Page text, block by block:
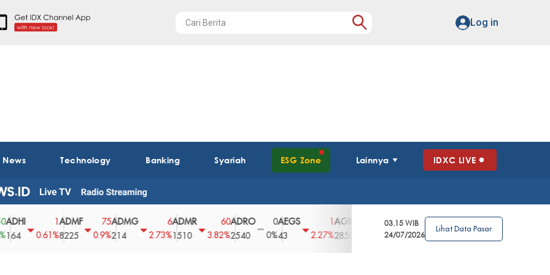
Log in
Technology Banking Syariah ESG Zone Lainnya IDXC LIVE
0.61%
ADMF
8225
0.9%
ADMG
214
2.73%
ADMR
1510
3.82%
ADRO
2540
0
0%
AEGS
43
2.27%
AGII
2850
3.39%
AGRO
148
4
2.63%
0%
03.15 WIB
24/07/2026
Lihat Data Pasar